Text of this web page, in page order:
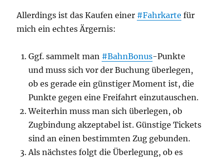
Allerdings ist das Kaufen einer #Fahrkarte für
mich ein echtes Ärgernis:
Ggf. sammelt man #BahnBonus-Punkte
und muss sich vor der Buchung überlegen,
ob es gerade ein günstiger Moment ist, die
Punkte gegen eine Freifahrt einzutauschen.
Weiterhin muss man sich überlegen, ob
Zugbindung akzeptabel ist. Günstige Tickets
sind an einen bestimmten Zug gebunden.
Als nächstes folgt die Überlegung, ob es